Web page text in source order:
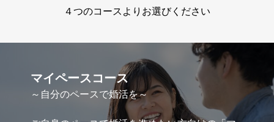
４つのコースよりお選びください
マイペースコース
～自分のペースで婚活を～